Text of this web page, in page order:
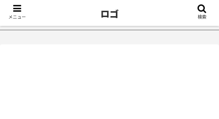
け５選｜不眠症体験談 【18万再生】YouTube：うつ病が
メニュー ロゴ 検索